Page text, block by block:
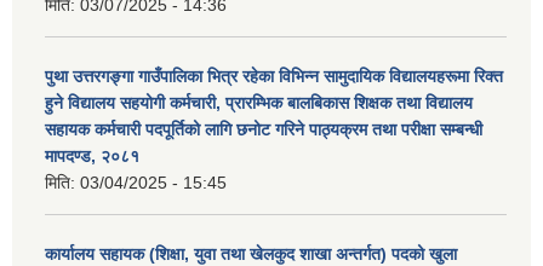
मिति: 03/07/2025 - 14:36
पुथा उत्तरगङ्गा गाउँपालिका भित्र रहेका विभिन्न सामुदायिक विद्यालयहरूमा रिक्त
हुने विद्यालय सहयोगी कर्मचारी, प्रारम्भिक बालबिकास शिक्षक तथा विद्यालय
सहायक कर्मचारी पदपूर्तिको लागि छनोट गरिने पाठ्यक्रम तथा परीक्षा सम्बन्धी
मापदण्ड, २०८१
मिति: 03/04/2025 - 15:45
कार्यालय सहायक (शिक्षा, युवा तथा खेलकुद शाखा अन्तर्गत) पदको खुला